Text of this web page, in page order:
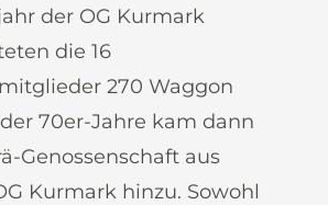
der OG Kurmark
die 16
270 Waggon
70er-Jahre kam dann
Genossenschaft aus
Kurmark hinzu. Sowohl